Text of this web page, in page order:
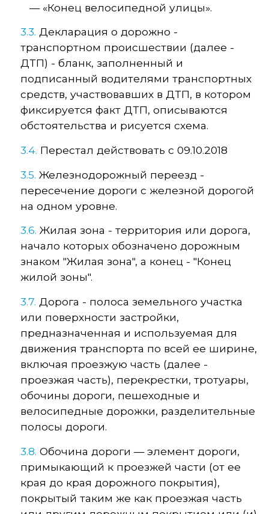
— «Конец велосипедной улицы».
3.3. Декларация о дорожно -
транспортном происшествии (далее -
ДТП) - бланк, заполненный и
подписанный водителями транспортных
средств, участвовавших в ДТП, в котором
фиксируется факт ДТП, описываются
обстоятельства и рисуется схема.
3.4. Перестал действовать с 09.10.2018
3.5. Железнодорожный переезд -
пересечение дороги с железной дорогой
на одном уровне.
3.6. Жилая зона - территория или дорога,
начало которых обозначено дорожным
знаком "Жилая зона", а конец - "Конец
жилой зоны".
3.7. Дорога - полоса земельного участка
или поверхности застройки,
предназначенная и используемая для
движения транспорта по всей ее ширине,
включая проезжую часть (далее -
проезжая часть), перекрестки, тротуары,
обочины дороги, пешеходные и
велосипедные дорожки, разделительные
полосы дороги.
3.8. Обочина дороги — элемент дороги,
примыкающий к проезжей части (от ее
края до края дорожного покрытия),
покрытый таким же как проезжая часть